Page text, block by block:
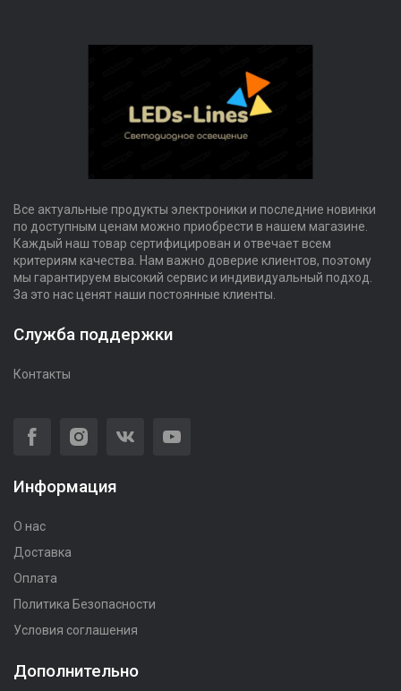
Все актуальные продукты электроники и последние новинки
по доступным ценам можно приобрести в нашем магазине.
Каждый наш товар сертифицирован и отвечает всем
критериям качества. Нам важно доверие клиентов, поэтому
мы гарантируем высокий сервис и индивидуальный подход.
За это нас ценят наши постоянные клиенты.
Служба поддержки
Контакты
Информация
О нас
Доставка
Оплата
Политика Безопасности
Условия соглашения
Дополнительно